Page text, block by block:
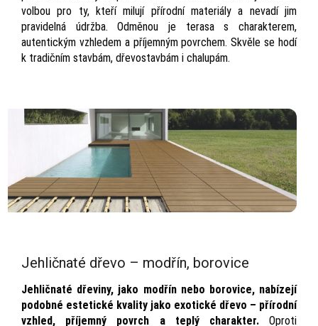
volbou pro ty, kteří milují přírodní materiály a nevadí jim
pravidelná údržba. Odměnou je terasa s charakterem,
autentickým vzhledem a příjemným povrchem. Skvěle se hodí
k tradičním stavbám, dřevostavbám i chalupám.
Jehličnaté dřevo – modřín, borovice
Jehličnaté dřeviny, jako modřín nebo borovice, nabízejí
podobné estetické kvality jako exotické dřevo – přírodní
vzhled, příjemný povrch a teplý charakter.Oproti